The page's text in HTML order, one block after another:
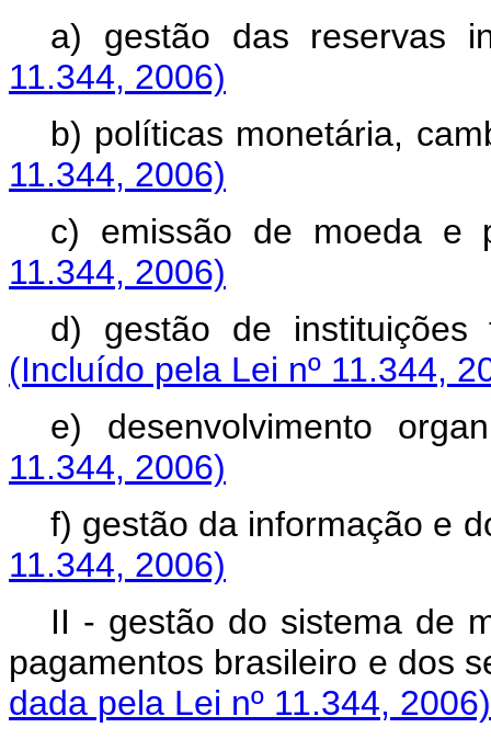
a) gestão das reservas
11.344, 2006)
b) políticas monetária,
11.344, 2006)
c) emissão de moeda e
11.344, 2006)
d) gestão de instituições
(Incluído pela Lei nº 11.344,
e) desenvolvimento
11.344, 2006)
f) gestão da informação e
11.344, 2006)
II - gestão do sistema de
pagamentos brasileiro e dos
dada pela Lei nº 11.344, 2006)